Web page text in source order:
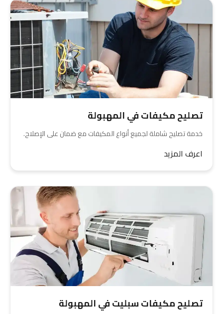
تصليح مكيفات في المهبولة
خدمة تصليح شاملة لجميع أنواع المكيفات مع ضمان على الإصلاح.
اعرف المزيد
تصليح مكيفات سبليت في المهبولة